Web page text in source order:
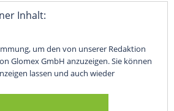
Inhalt:
um den von unserer Redaktion
Glomex GmbH anzuzeigen. Sie können
lassen und auch wieder